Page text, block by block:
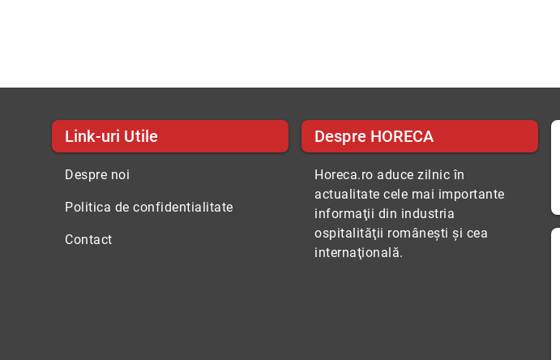
Link-uri Utile
Despre noi
Politica de confidentialitate
Contact
Despre HORECA
Horeca.ro aduce zilnic în
actualitate cele mai importante
informaţii din industria
ospitalităţii româneşti şi cea
internaţională.